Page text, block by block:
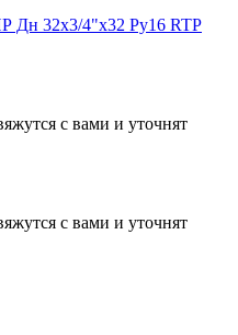
Дн 32х3/4"х32 Ру16 RTP
с вами и уточнят
с вами и уточнят